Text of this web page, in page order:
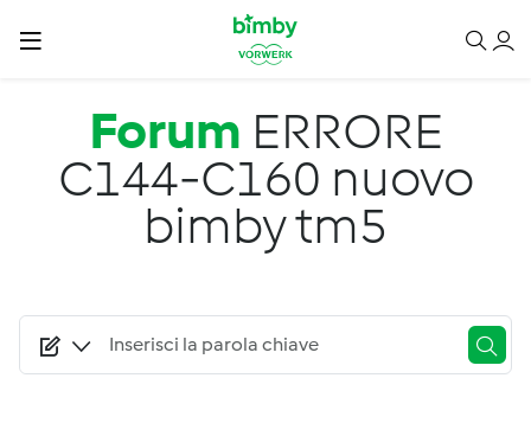
Salta al contenuto principale
Forum ERRORE
C144-C160 nuovo
bimby tm5